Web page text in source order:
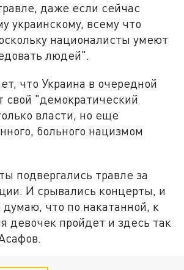
даже если сейчас
украинскому, всему что
националисты умеют
людей".
что Украина в очередной
свой "демократический
власти, но еще
больного нацизмом
подвергались травле за
И срывались концерты, и
что по накатанной, к
девочек пройдет и здесь так